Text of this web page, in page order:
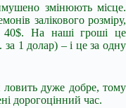
змінюють місце.
залікового розміру,
40$. На наші гроші це
1 долар) – і це за одну
ловить дуже добре, тому
дорогоцінний час.